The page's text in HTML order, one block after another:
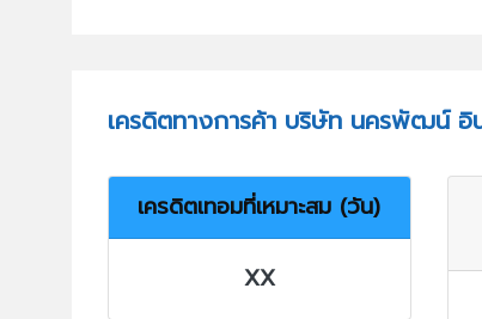
เครดิตทางการค้า บริษัท นครพัฒน์ อิ
เครดิตเทอมที่เหมาะสม (วัน)
XX